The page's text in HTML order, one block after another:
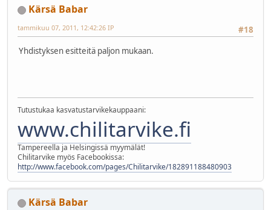
Kärsä Babar
#18
tammikuu 07, 2011, 12:42:26 IP
Yhdistyksen esitteitä paljon mukaan.
Tutustukaa kasvatustarvikekauppaani:
www.chilitarvike.fi
Tampereella ja Helsingissä myymälät!
Chilitarvike myös Facebookissa:
http://www.facebook.com/pages/Chilitarvike/182891188480903
Kärsä Babar